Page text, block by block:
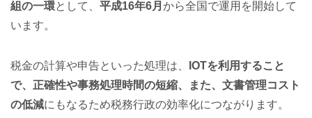
組の一環として、 平成16年6月 から全国で運用を開始して
います。
税金の計算や申告といった処理は、
IOTを利用すること
で、正確性や事務処理時間の短縮、また、文書管理コスト
の低減にもなるため税務行政の効率化につながります。